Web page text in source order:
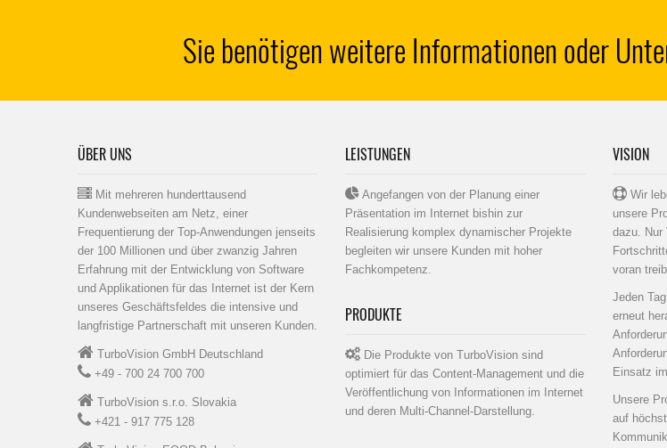
Sie benötigen weitere Informationen oder
ÜBER UNS
Mit mehreren hunderttausend
Kundenwebseiten am Netz, einer
Frequentierung der Top-Anwendungen jenseits
der 100 Millionen und über zwanzig Jahren
Erfahrung mit der Entwicklung von Software
und Applikationen für das Internet ist der Kern
unseres Geschäftsfeldes die intensive und
langfristige Partnerschaft mit unseren Kunden.
TurboVision GmbH Deutschland
+49 - 700 24 700 700
TurboVision s.r.o. Slovakia
+421 - 917 775 128
LEISTUNGEN
Angefangen von der Planung einer
Präsentation im Internet bishin zur
Realisierung komplex dynamischer Projekte
begleiten wir unsere Kunden mit hoher
Fachkompetenz.
PRODUKTE
Die Produkte von TurboVision sind
optimiert für das Content-Management und die
Veröffentlichung von Informationen im Internet
und deren Multi-Channel-Darstellung.
VISION
Wir
unsere
dazu. Nur
voran
Jeden
erneut
Einsatz
Unsere
auf